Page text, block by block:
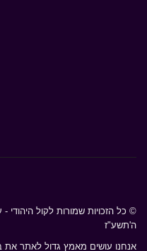
© כל הזכויות שמורות לקול היהודי
ה'תשע"ז
אנחנו עושים מאמץ גדול לאתר את